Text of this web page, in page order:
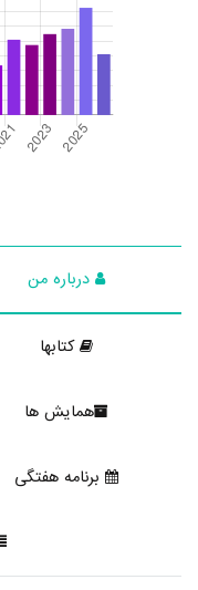
درباره من
کتابها
همایش ها
برنامه هفتگی